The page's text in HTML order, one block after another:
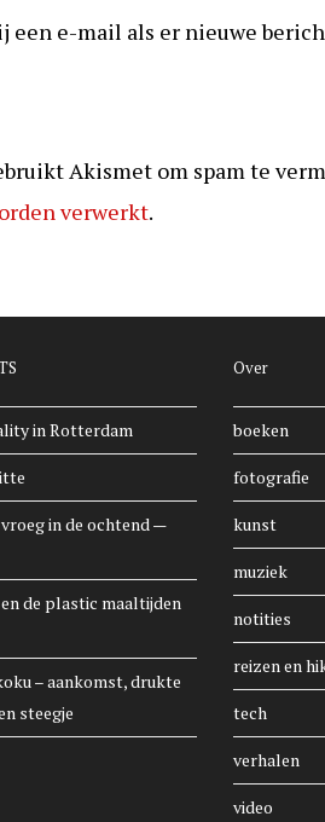
een e-mail als er nieuwe
Akismet om spam te
verwerkt.
in Rotterdam
in de ochtend —
de plastic maaltijden
– aankomst, drukte
steegje
Over
boeken
fotografie
kunst
muziek
notities
reizen en
tech
verhalen
video